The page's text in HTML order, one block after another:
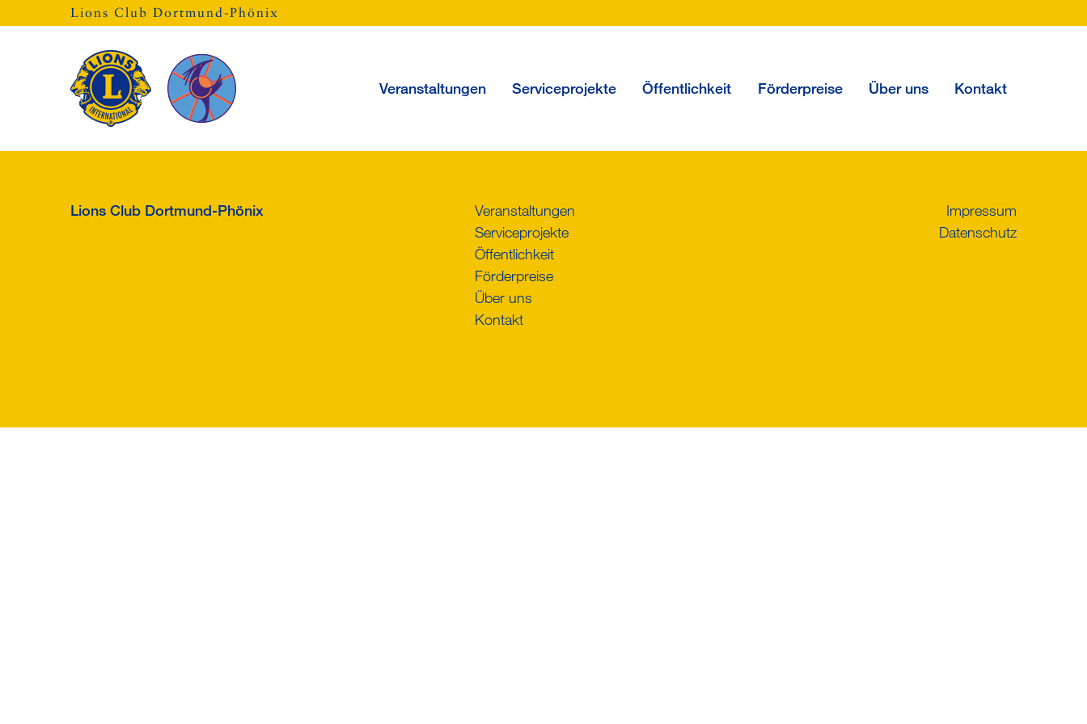
Lions Club Dortmund-Phönix
Veranstaltungen Serviceprojekte Öffentlichkeit Förderpreise Über uns Kontakt
Lions Club Dortmund-Phönix
Veranstaltungen
Serviceprojekte
Öffentlichkeit
Förderpreise
Über uns
Kontakt
Impressum
Datenschutz